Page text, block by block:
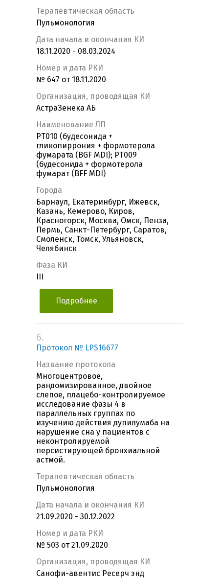
Терапевтическая область
Пульмонология
Дата начала и окончания КИ
18.11.2020 - 08.03.2024
Номер и дата РКИ
№ 647 от 18.11.2020
Организация, проводящая КИ
АстраЗенека АБ
Наименование ЛП
PT010 (будесонида +
гликопиррония + формотерола
фумарата (BGF MDI); PT009
(будесонида + формотерола
фумарат (BFF MDI)
Города
Барнаул, Екатеринбург, Ижевск,
Казань, Кемерово, Киров,
Красногорск, Москва, Омск, Пенза,
Пермь, Санкт-Петербург, Саратов,
Смоленск, Томск, Ульяновск,
Челябинск
Фаза КИ
Подробнее
6.
Протокол № LPS16677
Название протокола
Многоцентровое,
рандомизированное, двойное
слепое, плацебо-контролируемое
исследование фазы 4 в
параллельных группах по
изучению действия дупилумаба на
нарушение сна у пациентов с
неконтролируемой
персистирующей бронхиальной
астмой.
Терапевтическая область
Пульмонология
Дата начала и окончания КИ
21.09.2020 - 30.12.2022
Номер и дата РКИ
№ 503 от 21.09.2020
Организация, проводящая КИ
Санофи-авентис Ресерч энд